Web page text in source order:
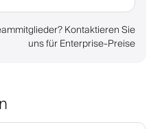
Kontaktieren Sie
uns für Enterprise-Preise